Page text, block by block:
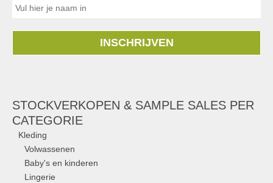
INSCHRIJVEN
STOCKVERKOPEN & SAMPLE SALES PER
CATEGORIE
Kleding
Volwassenen
Baby's en kinderen
Lingerie